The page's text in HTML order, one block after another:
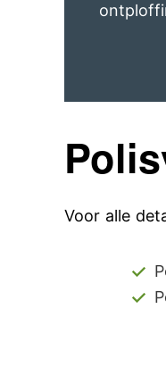
Voor alle